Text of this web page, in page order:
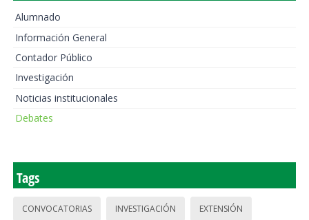
Alumnado
Información General
Contador Público
Investigación
Noticias institucionales
Debates
Tags
CONVOCATORIAS INVESTIGACIÓN EXTENSIÓN